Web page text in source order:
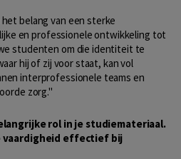
belang van een sterke
en professionele ontwikkeling tot
studenten om die identiteit te
hij of zij voor staat, kan vol
interprofessionele teams en
zorg."
rol in je studiemateriaal.
vaardigheid effectief bij